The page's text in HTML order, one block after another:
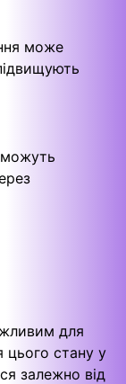
може
можуть
для
цього стану у
залежно від